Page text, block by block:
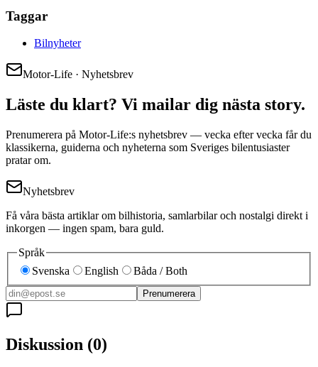
Taggar
Bilnyheter
Motor-Life · Nyhetsbrev
Läste du klart? Vi mailar dig nästa story.
Prenumerera på Motor-Life:s nyhetsbrev — vecka efter vecka får du
klassikerna, guiderna och nyheterna som Sveriges bilentusiaster
pratar om.
Nyhetsbrev
Få våra bästa artiklar om bilhistoria, samlarbilar och nostalgi direkt i
inkorgen — ingen spam, bara guld.
Språk
Svenska
English Båda / Both
Prenumerera
Diskussion (0)